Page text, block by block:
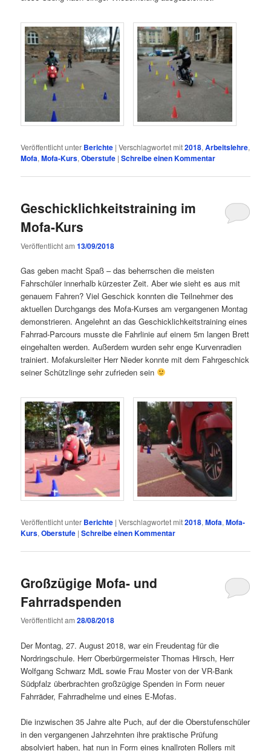
Veröffentlicht unter Berichte |Verschlagwortet mit2018,Arbeitslehre,
Mofa,Mofa-Kurs,Oberstufe |Schreibe einen Kommentar
Geschicklichkeitstraining im
Mofa-Kurs
Veröffentlicht am13/09/2018
Gas geben macht Spaß – das beherrschen die meisten
Fahrschüler innerhalb kürzester Zeit. Aber wie sieht es aus mit
genauem Fahren? Viel Geschick konnten die Teilnehmer des
aktuellen Durchgangs des Mofa-Kurses am vergangenen Montag
demonstrieren. Angelehnt an das Geschicklichkeitstraining eines
Fahrrad-Parcours musste die Fahrlinie auf einem 5m langen Brett
eingehalten werden. Außerdem wurden sehr enge Kurvenradien
trainiert. Mofakursleiter Herr Nieder konnte mit dem Fahrgeschick
seiner Schützlinge sehr zufrieden sein
Veröffentlicht unter Berichte |Verschlagwortet mit2018,Mofa,Mofa-
Kurs,Oberstufe |Schreibe einen Kommentar
Großzügige Mofa- und
Fahrradspenden
Veröffentlicht am28/08/2018
Der Montag, 27. August 2018, war ein Freudentag für die
Nordringschule. Herr Oberbürgermeister Thomas Hirsch, Herr
Wolfgang Schwarz MdL sowie Frau Moster von der VR-Bank
Südpfalz überbrachten großzügige Spenden in Form neuer
Fahrräder, Fahrradhelme und eines E-Mofas.
Die inzwischen 35 Jahre alte Puch, auf der die Oberstufenschüler
in den vergangenen Jahrzehnten ihre praktische Prüfung
absolviert haben, hat nun in Form eines knallroten Rollers mit